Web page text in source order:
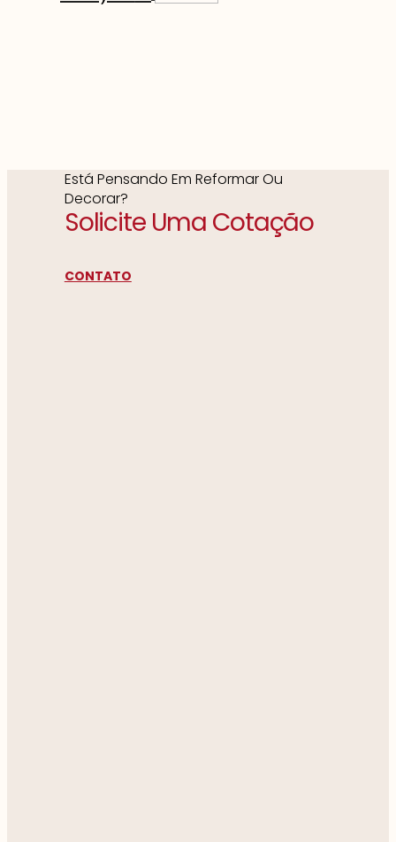
Está Pensando Em Reformar Ou
Decorar?
Solicite Uma Cotação
CONTATO